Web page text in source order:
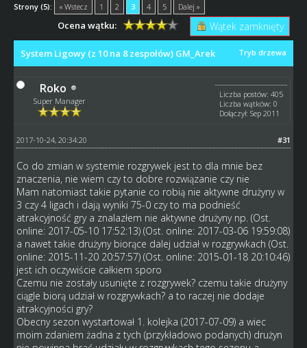
Strony (5): « Wstecz 1 2 3 4 5 Dalej »
Wątek zamknięty
Ocena wątku:
Tryb drzewa
System Ligowy (z 10 na 8 zespołów) GM_Arek
Roko
Super Manager
Liczba postów: 405
Liczba wątków: 0
Dołączył: Sep 2011
#31
2017-10-24, 20:34:20
Co do zmian w systemie rozgrywek jest to dla mnie bez
znaczenia, nie wiem czy to dobre rozwiązanie czy nie
Mam natomiast takie pytanie co robią nie aktywne drużyny w
3 czy 4 ligach i dają wyniki 75-0 czy to ma podnieść
atrakcyjność gry a znalazłem nie aktywne drużyny np. (Ost.
online: 2017-05-10 17:52:13) (Ost. online: 2017-03-06 19:59:08)
a nawet takie drużyny biorące dalej udział w rozgrywkach (Ost.
online: 2015-11-20 20:57:57) (Ost. online: 2015-01-18 20:10:46)
jest ich oczywiście całkiem sporo
Czemu nie zostały usunięte z rozgrywek? czemu takie drużyny
ciągle biorą udział w rozgrywkach? a to raczej nie dodaje
atrakcyjności gry?
Obecny sezon wystartował 1. kolejka (2017-07-09) a wiec
moim zdaniem żadna z tych (przykładowo podanych) drużyn